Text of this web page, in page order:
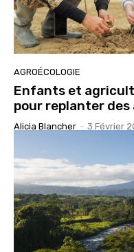
AGROÉCOLOGIE
Enfants et
pour replanter des
Alicia Blancher - 3 Février